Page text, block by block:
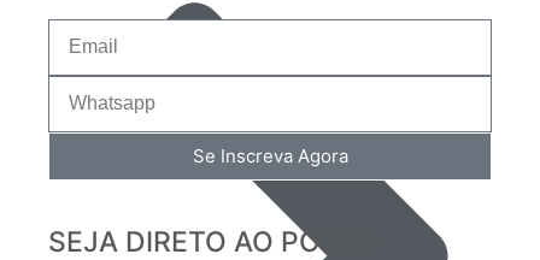
Se Inscreva Agora
SEJA DIRETO AO PONTO